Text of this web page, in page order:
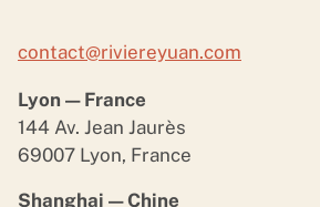
contact@riviereyuan.com
Lyon — France
144 Av. Jean Jaurès
69007 Lyon, France
Shanghai — Chine